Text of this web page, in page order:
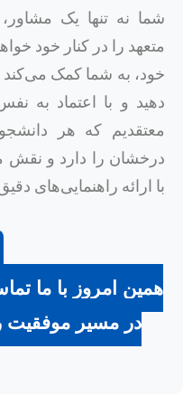
شما نه تنها یک
متعهد را در کنار خود
خود، به شما کمک می‌کند
دهید و با اعتماد به
معتقدیم که هر دانشجو
درخشان را دارد و نقش
با ارائه راهنمایی‌های
همین امروز با ما
در مسیر موفقیت